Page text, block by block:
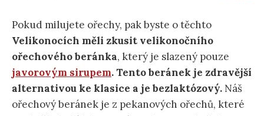
Pokud milujete ořechy, pak byste o těchto
Velikonocích měli zkusit velikonočního
ořechového beránka, který je slazený pouze
javorovým sirupem. Tento beránek je zdravější
alternativou ke klasice a je bezlaktózový. Náš
ořechový beránek je z pekanových ořechů, které